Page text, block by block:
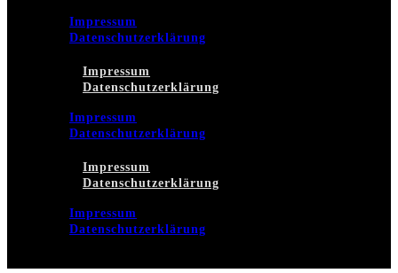
Impressum
Datenschutzerklärung
Impressum
Datenschutzerklärung
Impressum
Datenschutzerklärung
Impressum
Datenschutzerklärung
Impressum
Datenschutzerklärung